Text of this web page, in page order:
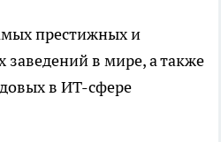
престижных и
заведений в мире, а также
в ИТ-сфере